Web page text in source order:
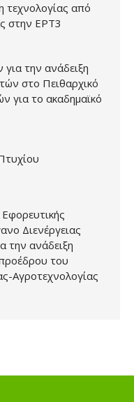
τεχνολογίας από
στην ΕΡΤ3
την ανάδειξη
στο Πειθαρχικό
για το ακαδημαϊκό
Διενέργειας
την ανάδειξη
του
Αγροτεχνολογίας